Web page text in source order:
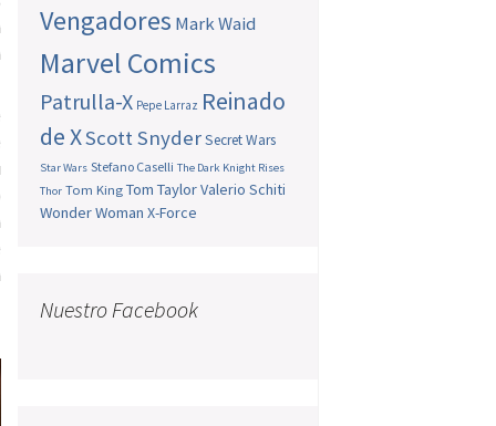
Vengadores Mark Waid
Marvel Comics
Patrulla-X Pepe Larraz Reinado
de XScott SnyderSecret Wars
Star Wars Stefano Caselli The Dark Knight Rises
Thor Tom King Tom TaylorValerio Schiti
Wonder Woman X-Force
Nuestro Facebook